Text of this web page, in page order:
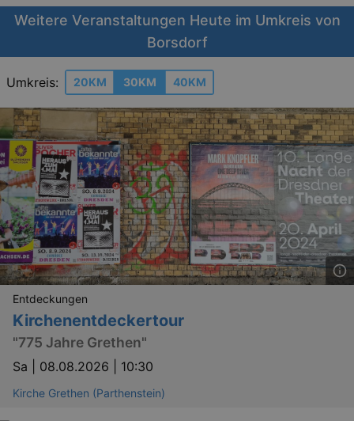
Weitere Veranstaltungen Heute im Umkreis von
Borsdorf
Umkreis: 20KM 30KM 40KM
Entdeckungen
Kirchenentdeckertour
"775 Jahre Grethen"
Sa | 08.08.2026 | 10:30
Kirche Grethen (Parthenstein)